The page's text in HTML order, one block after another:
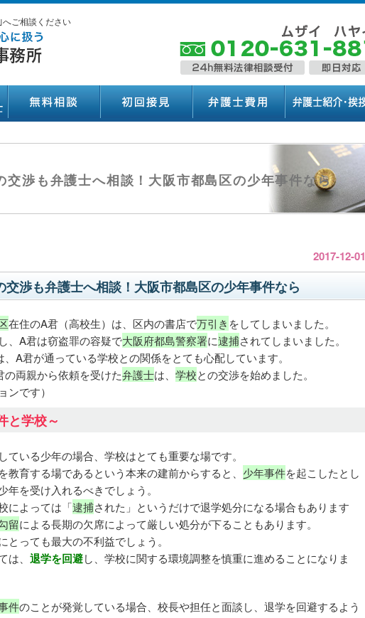
ご相談ください
交渉も弁護士へ相談！大阪市都島区の少年事件なら
2017-12-01
交渉も弁護士へ相談！大阪市都島区の少年事件なら
在住のA君（高校生）は、区内の書店で万引き をしてしまいました。
、A君は窃盗罪の容疑で大阪府都島警察署に逮捕されてしまいました。
A君が通っている学校との関係をとても心配しています。
の両親から依頼を受けた弁護士は、 学校との交渉を始めました。
ンです）
と学校～
ている少年の場合、学校はとても重要な場です。
教育する場であるという本来の建前からすると、 少年事件を起こしたとし
年を受け入れるべきでしょう。
によっては「逮捕された」というだけで退学処分になる場合もあります
留による長期の欠席によって厳しい処分が下ることもあります。
とっても最大の不利益でしょう。
は、 退学を回避し、学校に関する環境調整を慎重に進めることになりま
件のことが発覚している場合、校長や担任と面談し、退学を回避するよう